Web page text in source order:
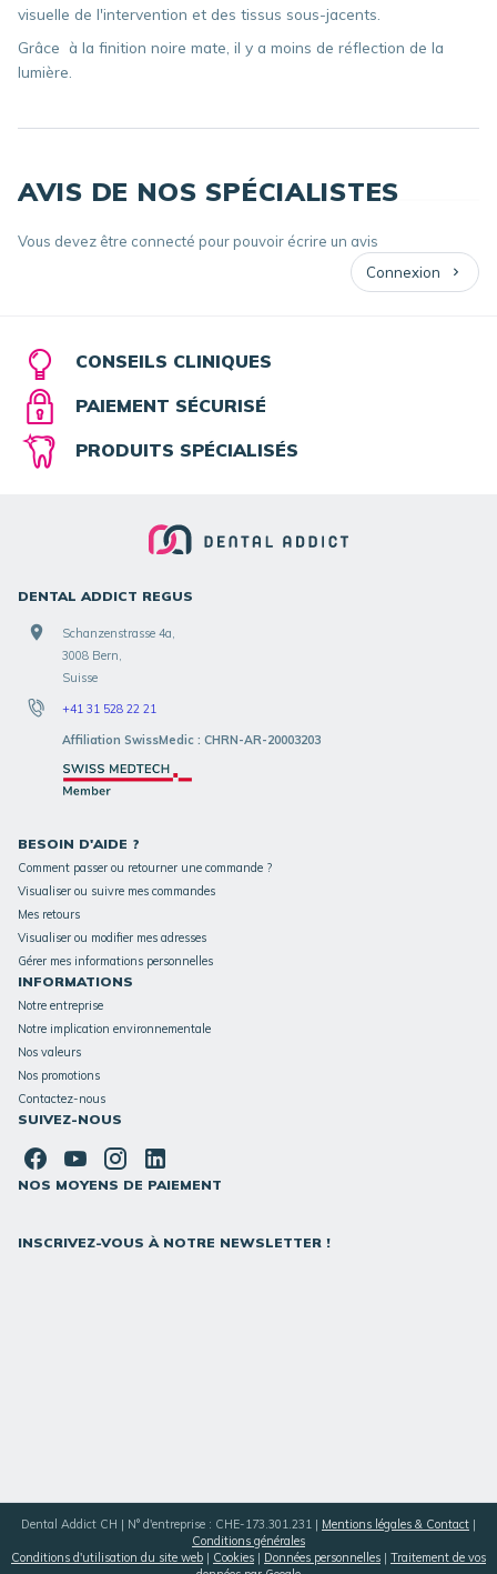
visuelle de l'intervention et des tissus sous-jacents.
Grâce à la finition noire mate, il y a moins de réflection de la
lumière.
AVIS DE NOS SPÉCIALISTES
Vous devez être connecté pour pouvoir écrire un avis
Connexion
CONSEILS CLINIQUES
PAIEMENT SÉCURISÉ
PRODUITS SPÉCIALISÉS
DENTAL ADDICT REGUS
Schanzenstrasse 4a,
3008 Bern,
Suisse
+41 31 528 22 21
Affiliation SwissMedic : CHRN-AR-20003203
BESOIN D'AIDE ?
Comment passer ou retourner une commande ?
Visualiser ou suivre mes commandes
Mes retours
Visualiser ou modifier mes adresses
Gérer mes informations personnelles
INFORMATIONS
Notre entreprise
Notre implication environnementale
Nos valeurs
Nos promotions
Contactez-nous
SUIVEZ-NOUS
NOS MOYENS DE PAIEMENT
INSCRIVEZ-VOUS À NOTRE NEWSLETTER !
Dental Addict CH | N° d'entreprise : CHE-173.301.231 | Mentions légales & Contact |
Conditions générales
Conditions d'utilisation du site web | Cookies | Données personnelles | Traitement de vos